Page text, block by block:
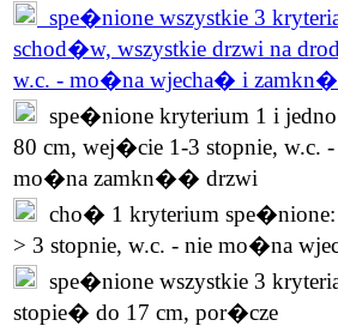
spe�nione wszystkie 3
schod�w, wszystkie drzwi na
w.c. - mo�na wjecha� i
spe�nione kryterium 1 i
80 cm, wej�cie 1-3 stopnie,
mo�na zamkn�� drzwi
cho� 1 kryterium
> 3 stopnie, w.c. - nie mo�na
spe�nione wszystkie 3
stopie� do 17 cm, por�cze